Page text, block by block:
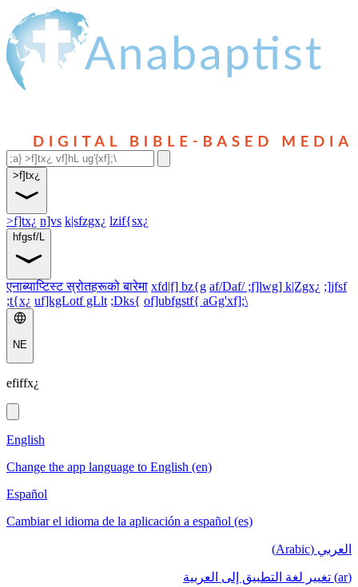
>f]tx¿
>f]tx¿ n]vs k|sfzgx¿ lzif{sx¿
hfgsf/L
एनाब्याप्टिस्ट स्रोतहरूको बारेमा xfd|f] bz{g af/Daf/ ;f]lwg] k|Zgx¿ ;]jfsf
;t{x¿ uf]kgLotf gLlt ;Dks{ of]ubfgstf{ aGg'xf];\
NE
efiffx¿
English
Change the app language to English (en)
Español
Cambiar el idioma de la aplicación a español (es)
العربي (Arabic)
(ar) تغيير لغة التطبيق إلى العربية